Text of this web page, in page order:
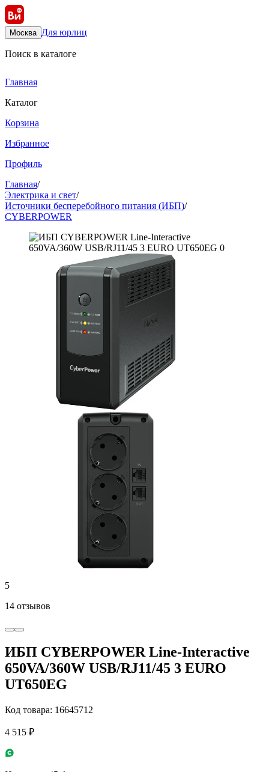
Москва Для юрлиц
Поиск в каталоге
Главная
Каталог
Корзина
Избранное
Профиль
Главная/
Электрика и свет/
Источники бесперебойного питания (ИБП)/
CYBERPOWER
5
14 отзывов
ИБП CYBERPOWER Line-Interactive
650VA/360W USB/RJ11/45 3 EURO
UT650EG
Код товара: 16645712
4 515 ₽